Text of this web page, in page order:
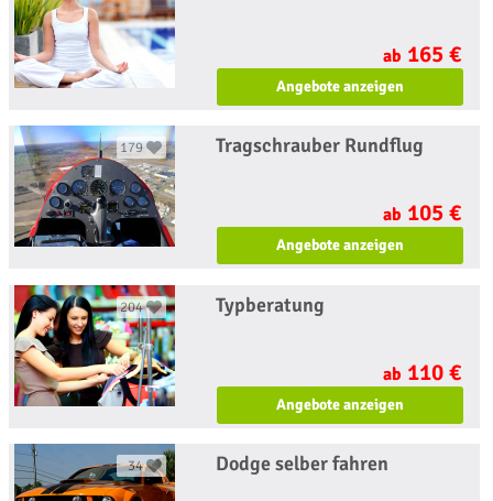
ab 165 €
Angebote anzeigen
179 Tragschrauber Rundflug
ab 105 €
Angebote anzeigen
204 Typberatung
ab 110 €
Angebote anzeigen
34 Dodge selber fahren